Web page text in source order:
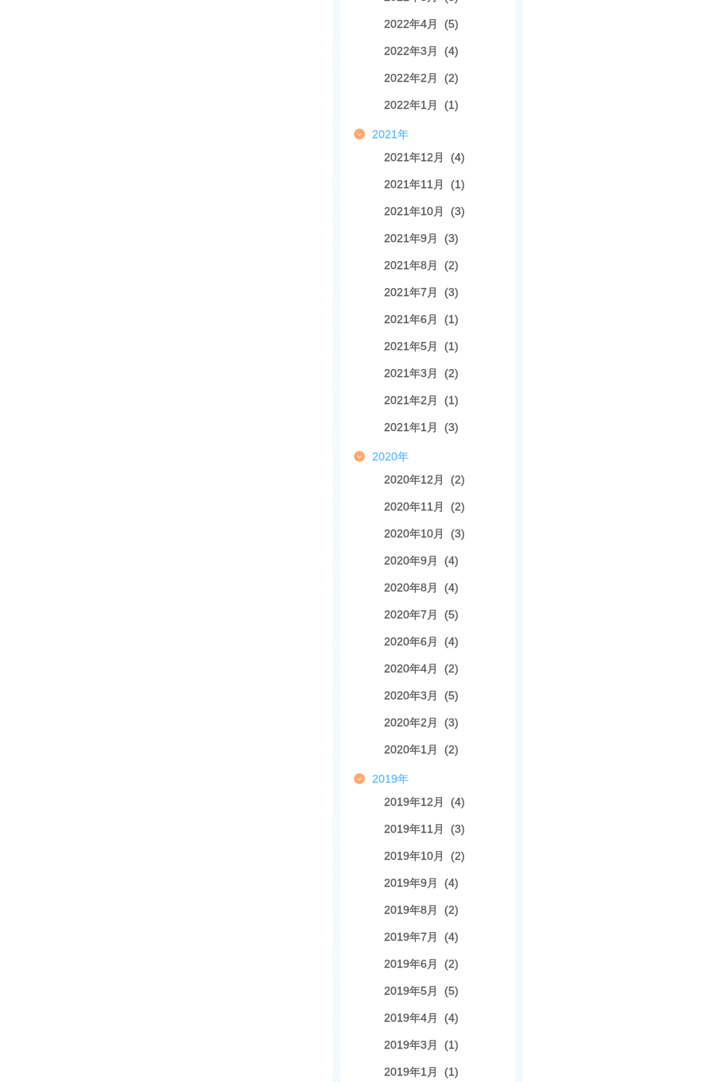
2022年4月 (5)
2022年3月 (4)
2022年2月 (2)
2022年1月 (1)
2021年
2021年12月 (4)
2021年11月 (1)
2021年10月 (3)
2021年9月 (3)
2021年8月 (2)
2021年7月 (3)
2021年6月 (1)
2021年5月 (1)
2021年3月 (2)
2021年2月 (1)
2021年1月 (3)
2020年
2020年12月 (2)
2020年11月 (2)
2020年10月 (3)
2020年9月 (4)
2020年8月 (4)
2020年7月 (5)
2020年6月 (4)
2020年4月 (2)
2020年3月 (5)
2020年2月 (3)
2020年1月 (2)
2019年
2019年12月 (4)
2019年11月 (3)
2019年10月 (2)
2019年9月 (4)
2019年8月 (2)
2019年7月 (4)
2019年6月 (2)
2019年5月 (5)
2019年4月 (4)
2019年3月 (1)
2019年1月 (1)